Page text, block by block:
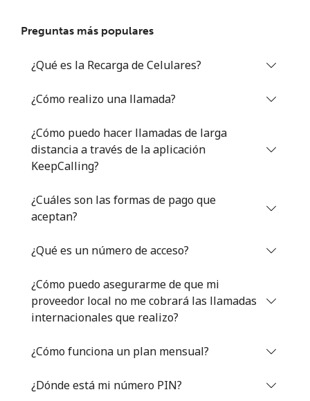
¿Olvidaste tu contraseña? →
Iniciar Sesión
Preguntas más populares
¿Qué es la Recarga de Celulares?
¿Cómo realizo una llamada?
¿Cómo puedo hacer llamadas de larga
distancia a través de la aplicación
KeepCalling?
¿Cuáles son las formas de pago que
aceptan?
¿Qué es un número de acceso?
¿Cómo puedo asegurarme de que mi
proveedor local no me cobrará las llamadas
internacionales que realizo?
¿Cómo funciona un plan mensual?
¿Dónde está mi número PIN?